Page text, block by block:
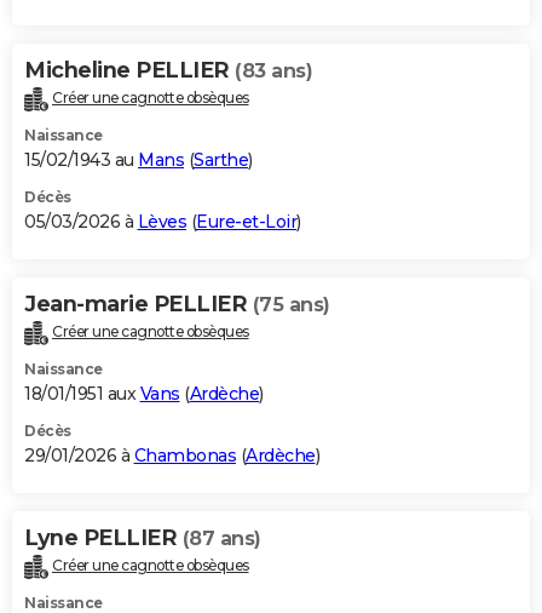
Micheline PELLIER (83 ans)
Créer une cagnotte obsèques
Naissance
15/02/1943 au Mans (Sarthe)
Décès
05/03/2026 à Lèves (Eure-et-Loir)
Jean-marie PELLIER (75 ans)
Créer une cagnotte obsèques
Naissance
18/01/1951 auxVans (Ardèche)
Décès
29/01/2026 à Chambonas (Ardèche)
Lyne PELLIER (87 ans)
Créer une cagnotte obsèques
Naissance